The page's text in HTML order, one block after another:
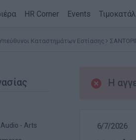
HR Corner Events
Καταστημάτων Εστίασης
- Arts
Η
6/7/2026